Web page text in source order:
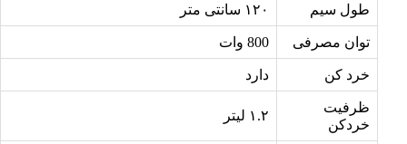
طول سیم ۱۲۰ سانتی متر
توان مصرفی 800 وات
خرد کن دارد
ظرفیت
خردکن
۱.۲ لیتر